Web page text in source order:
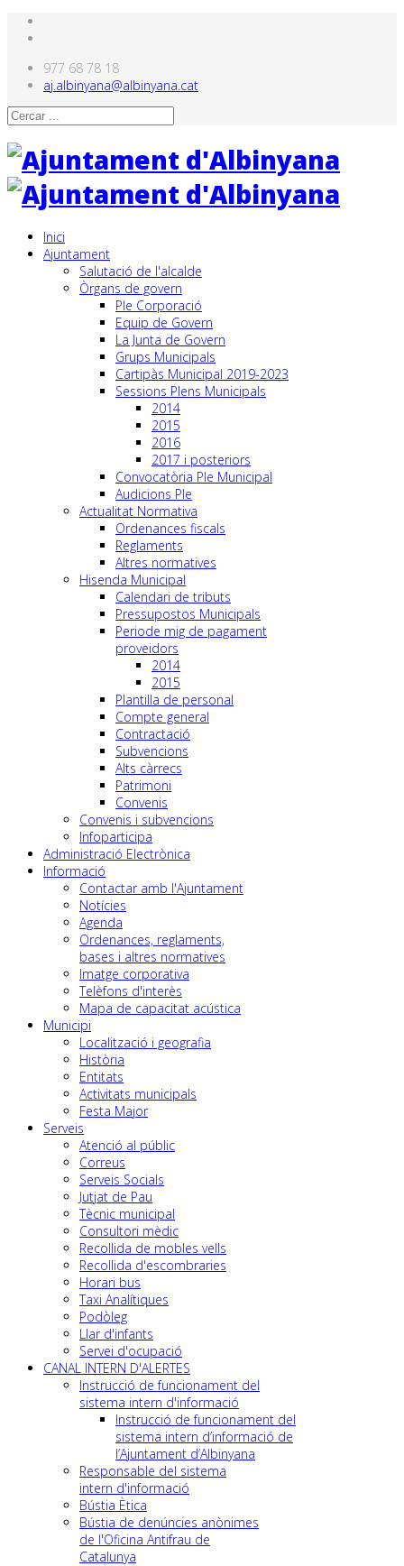
977 68 78 18
aj.albinyana@albinyana.cat
Inici
Ajuntament
Salutació de l'alcalde
Òrgans de govern
Ple Corporació
Equip de Govern
La Junta de Govern
Grups Municipals
Cartipàs Municipal 2019-2023
Sessions Plens Municipals
2014
2015
2016
2017 i posteriors
Convocatòria Ple Municipal
Audicions Ple
Actualitat Normativa
Ordenances fiscals
Reglaments
Altres normatives
Hisenda Municipal
Calendari de tributs
Pressupostos Municipals
Periode mig de pagament
proveidors
2014
2015
Plantilla de personal
Compte general
Contractació
Subvencions
Alts càrrecs
Patrimoni
Convenis
Convenis i subvencions
Infoparticipa
Administració Electrònica
Informació
Contactar amb l'Ajuntament
Notícies
Agenda
Ordenances, reglaments,
bases i altres normatives
Imatge corporativa
Telèfons d'interès
Mapa de capacitat acústica
Municipi
Localització i geografia
Història
Entitats
Activitats municipals
Festa Major
Serveis
Atenció al públic
Correus
Serveis Socials
Jutjat de Pau
Tècnic municipal
Consultori mèdic
Recollida de mobles vells
Recollida d'escombraries
Horari bus
Taxi Analítiques
Podòleg
Llar d'infants
Servei d'ocupació
CANAL INTERN D'ALERTES
Instrucció de funcionament del
sistema intern d'informació
Instrucció de funcionament del
sistema intern d’informació de
l’Ajuntament d’Albinyana
Responsable del sistema
intern d'informació
Bústia Ètica
Bústia de denúncies anònimes
de l'Oficina Antifrau de
Catalunya